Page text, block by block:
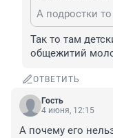
Так то там
общежитий
ОТВЕТИТЬ
Гость
4 июня, 12:15
А почему его